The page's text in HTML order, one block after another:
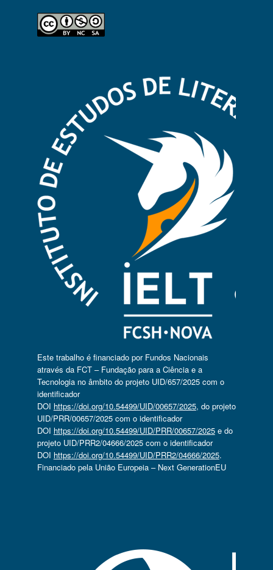
Este trabalho é financiado por Fundos Nacionais
através da FCT – Fundação para a Ciência e a
Tecnologia no âmbito do projeto UID/657/2025 com o
identificador
DOI https://doi.org/10.54499/UID/00657/2025, do projeto
UID/PRR/00657/2025 com o identificador
DOI https://doi.org/10.54499/UID/PRR/00657/2025e do
projeto UID/PRR2/04666/2025 com o identificador
DOI https://doi.org/10.54499/UID/PRR2/04666/2025.
Financiado pela União Europeia – Next GenerationEU